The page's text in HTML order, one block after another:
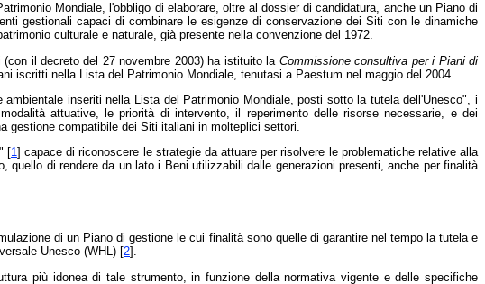
Mondiale, l'obbligo di elaborare, oltre al dossier di candidatura, anche un Piano di
gestionali capaci di combinare le esigenze di conservazione dei Siti con le dinamiche
culturale e naturale, già presente nella convenzione del 1972.
il decreto del 27 novembre 2003) ha istituito la Commissione consultiva per i Piani di
iscritti nella Lista del Patrimonio Mondiale, tenutasi a Paestum nel maggio del 2004.
inseriti nella Lista del Patrimonio Mondiale, posti sotto la tutela dell'Unesco", i
attuative, le priorità di intervento, il reperimento delle risorse necessarie, e dei
gestione compatibile dei Siti italiani in molteplici settori.
[1] capace di riconoscere le strategie da attuare per risolvere le problematiche relative alla
di rendere da un lato i Beni utilizzabili dalle generazioni presenti, anche per finalità
di un Piano di gestione le cui finalità sono quelle di garantire nel tempo la tutela e
Unesco (WHL) [2].
più idonea di tale strumento, in funzione della normativa vigente e delle specifiche